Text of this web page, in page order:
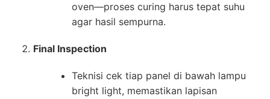
oven—proses curing harus tepat suhu
agar hasil sempurna.
Final Inspection
Teknisi cek tiap panel di bawah lampu
bright light, memastikan lapisan